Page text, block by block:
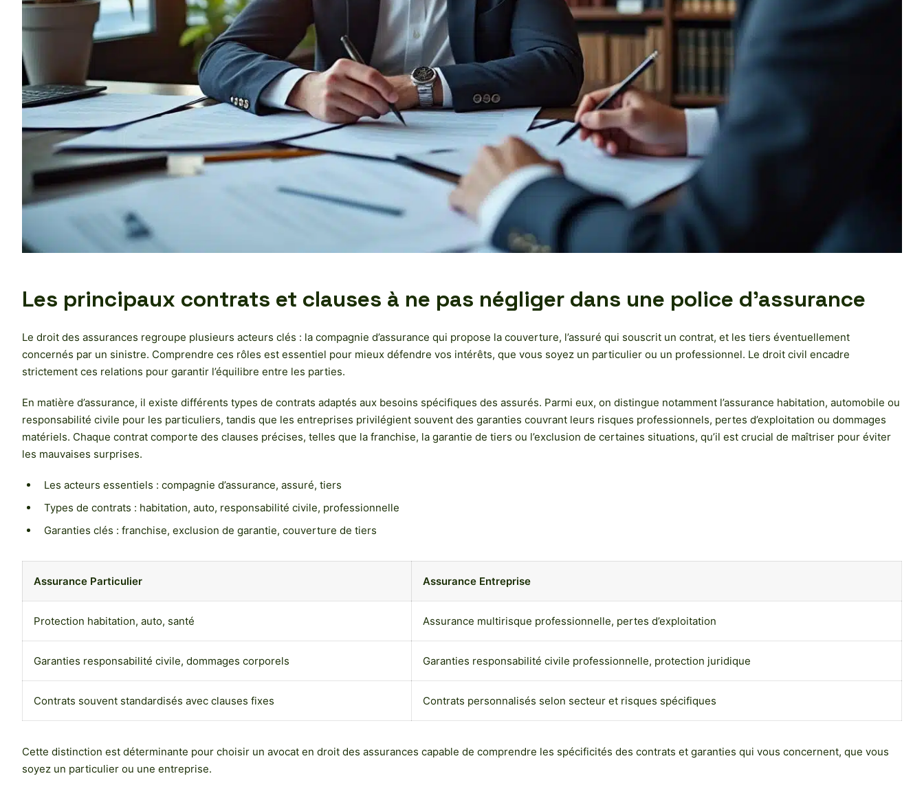
Les principaux contrats et clauses à ne pas négliger dans une police d’assurance
Le droit des assurances regroupe plusieurs acteurs clés : la compagnie d’assurance qui propose la couverture, l’assuré qui souscrit un contrat, et les tiers éventuellement
concernés par un sinistre. Comprendre ces rôles est essentiel pour mieux défendre vos intérêts, que vous soyez un particulier ou un professionnel. Le droit civil encadre
strictement ces relations pour garantir l’équilibre entre les parties.
En matière d’assurance, il existe différents types de contrats adaptés aux besoins spécifiques des assurés. Parmi eux, on distingue notamment l’assurance habitation, automobile ou
responsabilité civile pour les particuliers, tandis que les entreprises privilégient souvent des garanties couvrant leurs risques professionnels, pertes d’exploitation ou dommages
matériels. Chaque contrat comporte des clauses précises, telles que la franchise, la garantie de tiers ou l’exclusion de certaines situations, qu’il est crucial de maîtriser pour éviter
les mauvaises surprises.
Les acteurs essentiels : compagnie d’assurance, assuré, tiers
Types de contrats : habitation, auto, responsabilité civile, professionnelle
Garanties clés : franchise, exclusion de garantie, couverture de tiers
Assurance Particulier Assurance Entreprise
Protection habitation, auto, santé Assurance multirisque professionnelle, pertes d’exploitation
Garanties responsabilité civile, dommages corporels Garanties responsabilité civile professionnelle, protection juridique
Contrats souvent standardisés avec clauses fixes Contrats personnalisés selon secteur et risques spécifiques
Cette distinction est déterminante pour choisir un avocat en droit des assurances capable de comprendre les spécificités des contrats et garanties qui vous concernent, que vous
soyez un particulier ou une entreprise.